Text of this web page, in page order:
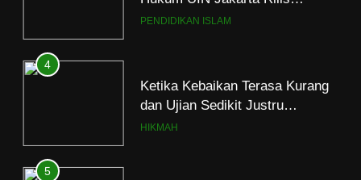
Ramadan
4
Ketika Kebaikan Terasa Kurang
dan Ujian Sedikit Justru
Menjerumuskan
5